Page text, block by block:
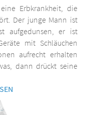
Erbkrankheit, die
Der junge Mann ist
aufgedunsen, er ist
mit Schläuchen
aufrecht erhalten
dann drückt seine